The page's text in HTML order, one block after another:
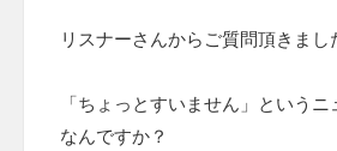
リスナーさんからご質問頂きまし
「ちょっとすいません」という
なんですか？